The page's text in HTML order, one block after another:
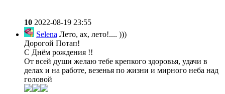
10 2022-08-19 23:55
Selena Лето, ах, лето!.... )))
Дорогой Потап!
С Днём рождения !!
От всей души желаю тебе крепкого здоровья, удачи в
делах и на работе, везенья по жизни и мирного неба над
головой